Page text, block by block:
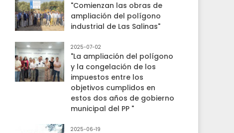
"Comienzan las obras de
ampliación del polígono
industrial de Las Salinas"
2025-07-02
"La ampliación del polígono
y la congelación de los
impuestos entre los
objetivos cumplidos en
estos dos años de gobierno
municipal del PP "
2025-06-19